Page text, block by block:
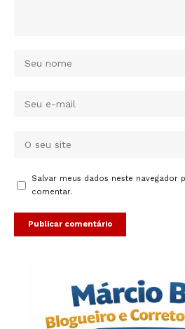
Salvar meus dados neste navegador
comentar.